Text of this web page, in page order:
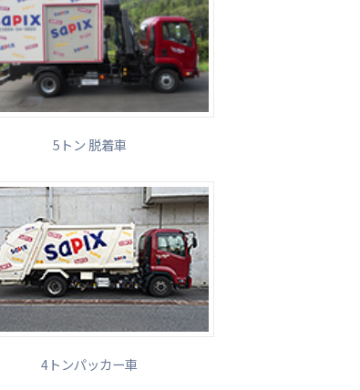
5トン 脱着車
4トンパッカー車